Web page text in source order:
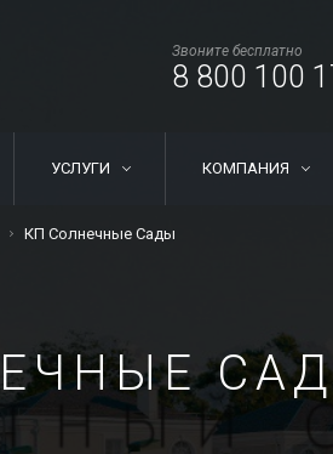
Звоните бесплатно
8 800 100
УСЛУГИ КОМПАНИЯ
КП Солнечные Сады